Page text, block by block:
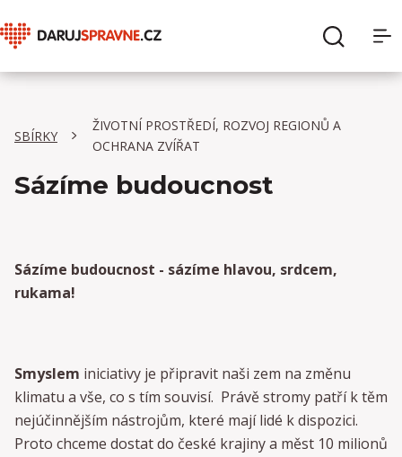
Sbírky
Organizace
SBÍRKY
ŽIVOTNÍ PROSTŘEDÍ, ROZVOJ REGIONŮ A
OCHRANA ZVÍŘAT
Sázíme budoucnost
Sázíme budoucnost - sázíme hlavou, srdcem,
rukama!
Smyslem iniciativy je připravit naši zem na změnu
klimatu a vše, co s tím souvisí. Právě stromy patří k těm
nejúčinnějším nástrojům, které mají lidé k dispozici.
Proto chceme dostat do české krajiny a měst 10 milionů